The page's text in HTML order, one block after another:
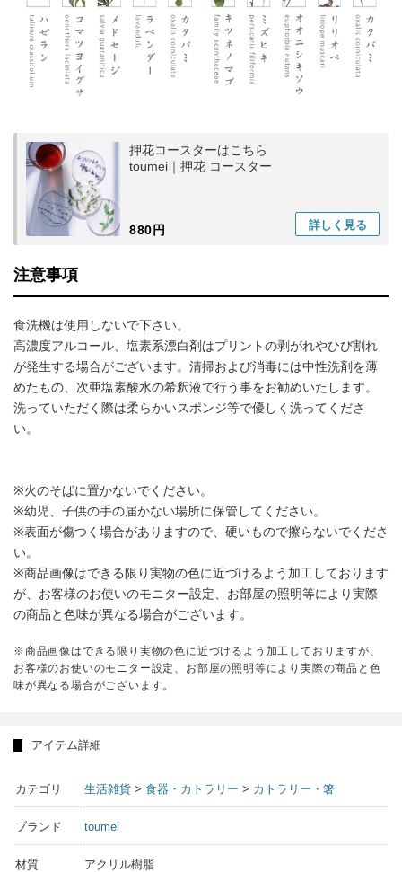
押花コースターはこちら
toumei｜押花 コースター
880円 詳しく 見る
注意事項
食洗機は使用しないで下さい。
高濃度アルコール、塩素系漂白剤はプリントの剥がれやひび割れ
が発生する場合がございます。清掃および消毒には中性洗剤を薄
めたもの、次亜塩素酸水の希釈液で行う事をお勧めいたします。
洗っていただく際は柔らかいスポンジ等で優しく洗ってくださ
い。
※火のそばに置かないでください。
※幼児、子供の手の届かない場所に保管してください。
※表面が傷つく場合がありますので、硬いもので擦らないでくださ
い。
※商品画像はできる限り実物の色に近づけるよう加工しております
が、お客様のお使いのモニター設定、お部屋の照明等により実際
の商品と色味が異なる場合がございます。
※商品画像はできる限り実物の色に近づけるよう加工しておりますが、
お客様のお使いのモニター設定、お部屋の照明等により実際の商品と色
味が異なる場合がございます。
アイテム詳細
カテゴリ 生活雑貨 > 食器・カトラリー > カトラリー・箸
ブランド toumei
材質 アクリル樹脂